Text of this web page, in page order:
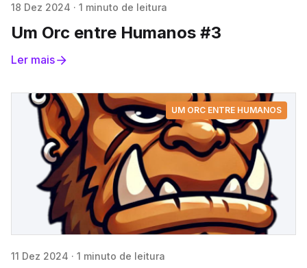
18 Dez 2024 · 1 minuto de leitura
Um Orc entre Humanos #3
Ler mais
UM ORC ENTRE HUMANOS
11 Dez 2024 · 1 minuto de leitura